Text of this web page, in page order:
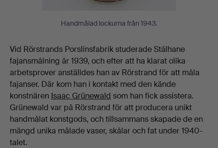
Handmålad lockurna från 1943.
Vid Rörstrands Porslinsfabrik studerade Stålhane
fajansmålning år 1939, och efter att ha klarat olika
arbetsprover anställdes han av Rörstrand för att måla
fajanser. Där kom han i kontakt med den kände
konstnären Isaac Grünewald som han fick assistera.
Grünewald var på Rörstrand för att producera unikt
handmålat konstgods, och tillsammans skapade de en
mängd unika målade vaser, skålar och fat under 1940-
talet.